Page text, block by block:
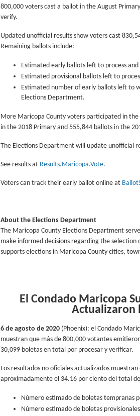
800,000 voters cast a ballot in the August
verify.
Updated unofficial results show voters cast
Remaining ballots include:
Estimated early ballots left to process
Estimated provisional ballots left to
Estimated number of early ballots left to
Elections Department.
More Maricopa County voters participated in
in the 2018 Primary and 555,844 ballots in the
The Elections Department will update unofficial
See results at Results.Maricopa.Vote.
Voters can track their early ballot online at
About the Elections Department
The Maricopa County Elections Department
make informed decisions regarding the selection
supports elections in Maricopa County cities,
El Condado Maricopa
Actualizaron
6 de agosto de 2020 (Phoenix): el Condado
muestran que más de 800,000 votantes
30,099 boletas en total por procesar y verificar.
Los resultados no oficiales actualizados
aproximadamente el 34.16 por ciento del total
Número estimado de boletas tempranas
Número estimado de boletas